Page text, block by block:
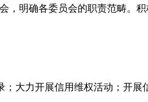
，明确各委员会的职责范畴。
大力开展信用维权活动；开展